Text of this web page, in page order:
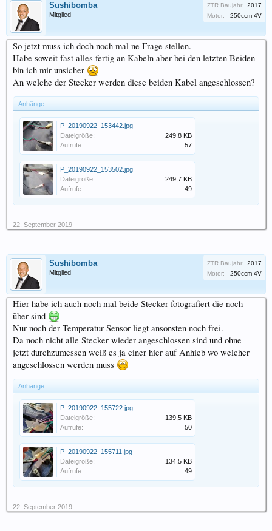
Sushibomba
Mitglied
ZTR Baujahr: 2017
Motor:
250ccm 4V
So jetzt muss ich doch noch mal ne Frage stellen.
Habe soweit fast alles fertig an Kabeln aber bei den letzten Beiden
bin ich mir unsicher
An welche der Stecker werden diese beiden Kabel angeschlossen?
Anhänge:
P_20190922_153442.jpg
Dateigröße:
249,8 KB
Aufrufe:
57
P_20190922_153502.jpg
Dateigröße:
249,7 KB
Aufrufe:
49
22. September 2019
Sushibomba
Mitglied
ZTR Baujahr: 2017
Motor:
250ccm 4V
Hier habe ich auch noch mal beide Stecker fotografiert die noch
über sind
Nur noch der Temperatur Sensor liegt ansonsten noch frei.
Da noch nicht alle Stecker wieder angeschlossen sind und ohne
jetzt durchzumessen weiß es ja einer hier auf Anhieb wo welcher
angeschlossen werden muss
Anhänge:
P_20190922_155722.jpg
Dateigröße:
139,5 KB
Aufrufe:
50
P_20190922_155711.jpg
Dateigröße:
134,5 KB
Aufrufe:
49
22. September 2019